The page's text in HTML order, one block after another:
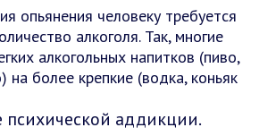
опьянения человеку требуется
алкоголя. Так, многие
алкогольных напитков (пиво,
на более крепкие (водка, коньяк
психической аддикции.